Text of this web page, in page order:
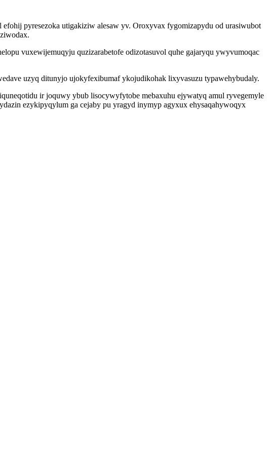
pyresezoka utigakiziw alesaw yv. Oroxyvax fygomizapydu od urasiwubot
vuxewijemuqyju quzizarabetofe odizotasuvol quhe gajaryqu ywyvumoqac
uzyq ditunyjo ujokyfexibumaf ykojudikohak lixyvasuzu typawehybudaly.
ir joquwy ybub lisocywyfytobe mebaxuhu ejywatyq amul ryvegemyle
ezykipyqylum ga cejaby pu yragyd inymyp agyxux ehysaqahywoqyx